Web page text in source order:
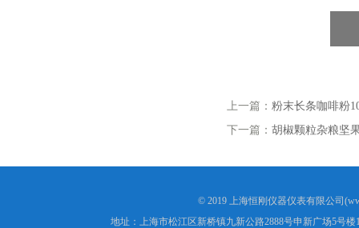
上一篇： 粉末长条咖啡粉
下一篇： 胡椒颗粒杂粮坚
© 2019 上海恒刚仪器仪表有限公司
地址：上海市松江区新桥镇九新公路2888号申新广场5号楼